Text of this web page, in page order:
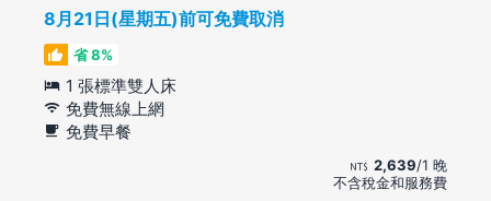
8月21日(星期五)前可免費取消
省 8%
1 張標準雙人床
免費無線上網
免費早餐
2,639/1 晚
不含稅金和服務費